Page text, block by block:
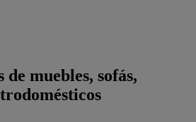
muebles, sofás,